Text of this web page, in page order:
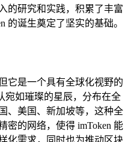
的研究和实践，积累了丰富
的诞生奠定了坚实的基础。
它是一个具有全球化视野的
宛如璀璨的星辰，分布在全
、美国、新加坡等，这种全
密的网络，使得 imToken 能